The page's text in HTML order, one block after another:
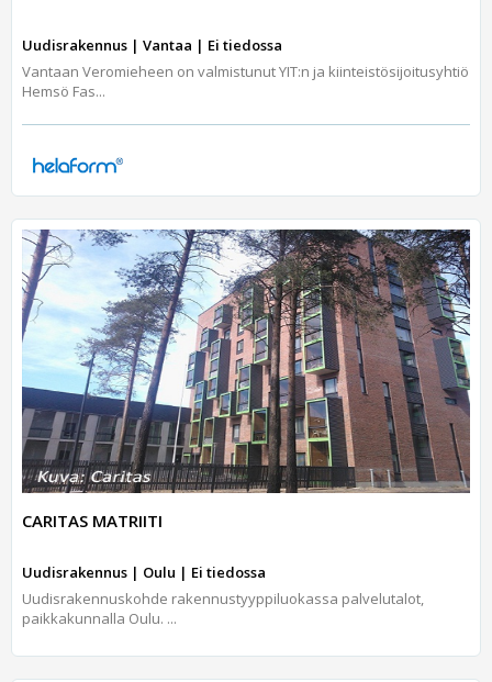
Uudisrakennus | Vantaa | Ei tiedossa
Vantaan Veromieheen on valmistunut YIT:n ja kiinteistösijoitusyhtiö
Hemsö Fas...
CARITAS MATRIITI
Uudisrakennus | Oulu | Ei tiedossa
Uudisrakennuskohde rakennustyyppiluokassa palvelutalot,
paikkakunnalla Oulu. ...